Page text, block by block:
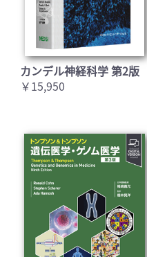
カンデル神経科学 第2版
￥15,950